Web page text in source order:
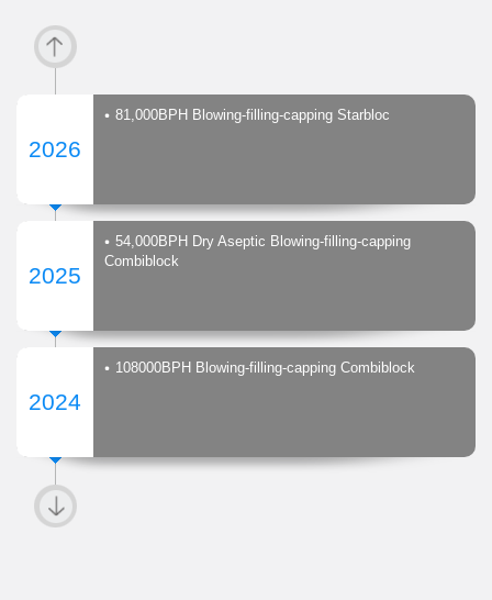
2026
81,000BPH Blowing-filling-capping Starbloc
2025
54,000BPH Dry Aseptic Blowing-filling-capping
Combiblock
2024
108000BPH Blowing-filling-capping Combiblock